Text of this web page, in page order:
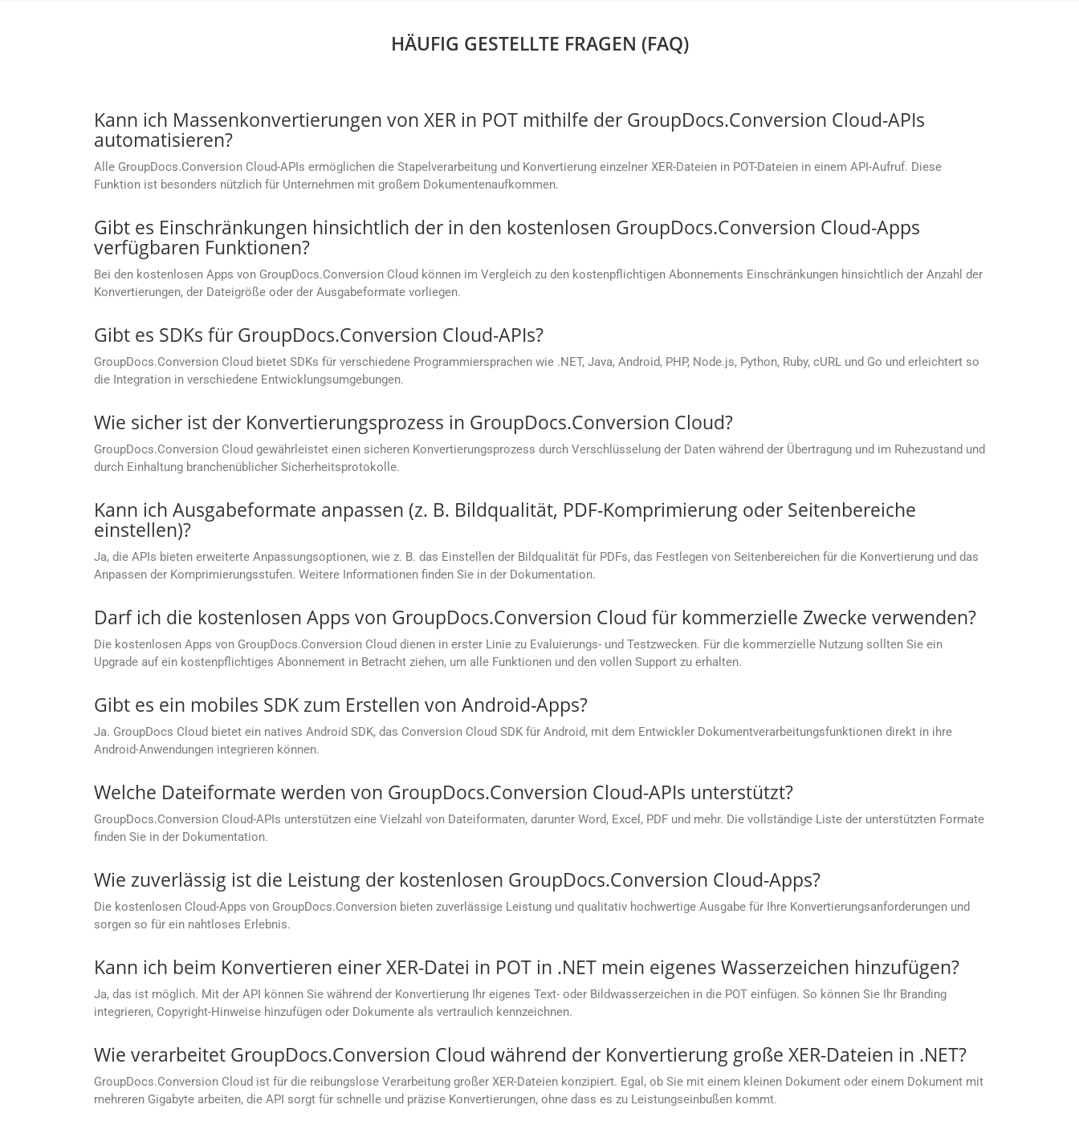
HÄUFIG GESTELLTE FRAGEN (FAQ)
Kann ich Massenkonvertierungen von XER in POT mithilfe der GroupDocs.Conversion Cloud-APIs
automatisieren?
Alle GroupDocs.Conversion Cloud-APIs ermöglichen die Stapelverarbeitung und Konvertierung einzelner XER-Dateien in POT-Dateien in einem API-Aufruf. Diese
Funktion ist besonders nützlich für Unternehmen mit großem Dokumentenaufkommen.
Gibt es Einschränkungen hinsichtlich der in den kostenlosen GroupDocs.Conversion Cloud-Apps
verfügbaren Funktionen?
Bei den kostenlosen Apps von GroupDocs.Conversion Cloud können im Vergleich zu den kostenpflichtigen Abonnements Einschränkungen hinsichtlich der Anzahl der
Konvertierungen, der Dateigröße oder der Ausgabeformate vorliegen.
Gibt es SDKs für GroupDocs.Conversion Cloud-APIs?
GroupDocs.Conversion Cloud bietet SDKs für verschiedene Programmiersprachen wie .NET, Java, Android, PHP, Node.js, Python, Ruby, cURL und Go und erleichtert so
die Integration in verschiedene Entwicklungsumgebungen.
Wie sicher ist der Konvertierungsprozess in GroupDocs.Conversion Cloud?
GroupDocs.Conversion Cloud gewährleistet einen sicheren Konvertierungsprozess durch Verschlüsselung der Daten während der Übertragung und im Ruhezustand und
durch Einhaltung branchenüblicher Sicherheitsprotokolle.
Kann ich Ausgabeformate anpassen (z. B. Bildqualität, PDF-Komprimierung oder Seitenbereiche
einstellen)?
Ja, die APIs bieten erweiterte Anpassungsoptionen, wie z. B. das Einstellen der Bildqualität für PDFs, das Festlegen von Seitenbereichen für die Konvertierung und das
Anpassen der Komprimierungsstufen. Weitere Informationen finden Sie in der Dokumentation.
Darf ich die kostenlosen Apps von GroupDocs.Conversion Cloud für kommerzielle Zwecke verwenden?
Die kostenlosen Apps von GroupDocs.Conversion Cloud dienen in erster Linie zu Evaluierungs- und Testzwecken. Für die kommerzielle Nutzung sollten Sie ein
Upgrade auf ein kostenpflichtiges Abonnement in Betracht ziehen, um alle Funktionen und den vollen Support zu erhalten.
Gibt es ein mobiles SDK zum Erstellen von Android-Apps?
Ja. GroupDocs Cloud bietet ein natives Android SDK, das Conversion Cloud SDK für Android, mit dem Entwickler Dokumentverarbeitungsfunktionen direkt in ihre
Android-Anwendungen integrieren können.
Welche Dateiformate werden von GroupDocs.Conversion Cloud-APIs unterstützt?
GroupDocs.Conversion Cloud-APIs unterstützen eine Vielzahl von Dateiformaten, darunter Word, Excel, PDF und mehr. Die vollständige Liste der unterstützten Formate
finden Sie in der Dokumentation.
Wie zuverlässig ist die Leistung der kostenlosen GroupDocs.Conversion Cloud-Apps?
Die kostenlosen Cloud-Apps von GroupDocs.Conversion bieten zuverlässige Leistung und qualitativ hochwertige Ausgabe für Ihre Konvertierungsanforderungen und
sorgen so für ein nahtloses Erlebnis.
Kann ich beim Konvertieren einer XER-Datei in POT in .NET mein eigenes Wasserzeichen hinzufügen?
Ja, das ist möglich. Mit der API können Sie während der Konvertierung Ihr eigenes Text- oder Bildwasserzeichen in die POT einfügen. So können Sie Ihr Branding
integrieren, Copyright-Hinweise hinzufügen oder Dokumente als vertraulich kennzeichnen.
Wie verarbeitet GroupDocs.Conversion Cloud während der Konvertierung große XER-Dateien in .NET?
GroupDocs.Conversion Cloud ist für die reibungslose Verarbeitung großer XER-Dateien konzipiert. Egal, ob Sie mit einem kleinen Dokument oder einem Dokument mit
mehreren Gigabyte arbeiten, die API sorgt für schnelle und präzise Konvertierungen, ohne dass es zu Leistungseinbußen kommt.